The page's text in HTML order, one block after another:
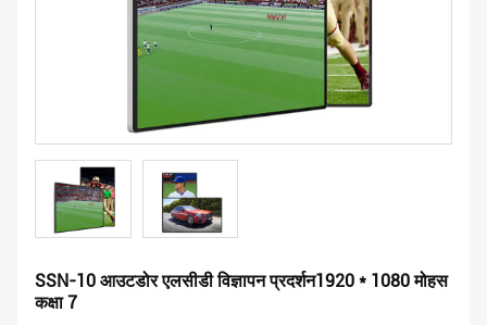
SSN-10 आउटडोर एलसीडी विज्ञापन प्रदर्शन1920 * 1080 मोहस
कक्षा 7